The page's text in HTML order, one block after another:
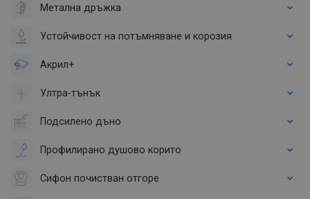
Метална дръжка
Устойчивост на потъмняване и корозия
Акрил+
Ултра-тънък
Подсилено дъно
Профилирано душово корито
Сифон почистван отгоре